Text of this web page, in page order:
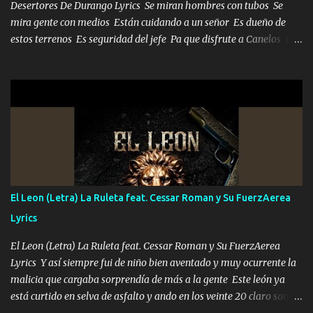
Desertores De Durango Lyrics Se miran hombres con tubos Se
mira gente con medios Están cuidando a un señor Es dueño de
estos terrenos Es seguridad del jefe Pa que disfrute a Canelos Es
ni tampoco las mujeres porque es platica de grandes por eso hay
que estar alegres doy las instrucciones para atender los deberes
Música Si es que salta algún problema de confianza tengo gente
ahí está el Hombre Cuarenta y también Pariente 7 arreglan
cualquier problema no más es cuestión que ordené NOS HACE
FALTA UN HERMANO DE CLAVE ERA EL 24 SIEMPRE FUE UN
HOMBRE VALIENTE POR ALGO M'URIÓ PELEAND0 SIEMPRE
VIO POR LA FAMILIA PARA QUE SIGA EL LEGADO Es el DOS de
los HERMANOS un cerebro inteligente y com...
El Leon (Letra) La Ruleta feat. Cessar Roman y Su FuerzAerea
Lyrics
El Leon (Letra) La Ruleta feat. Cessar Roman y Su FuerzAerea
Lyrics Y así siempre fui de niño bien aventado y muy ocurrente la
malicia que cargaba sorprendía de más a la gente Este león ya
está curtido en selva de asfalto y ando en los veinte 20 claro son